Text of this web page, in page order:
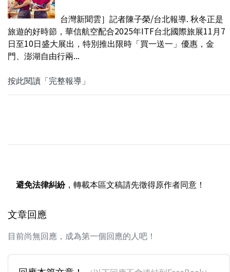
台灣新聞雲］記者陳子榮/台北報導. 秋冬正是
旅遊的好時節，華信航空配合2025年ITF台北國際旅展11月7
日至10日盛大展出，特別推出限時「買一送一」優惠，金
門、澎湖自由行兩...
按此閱讀「完整報導」
避免法律糾紛，轉載本區文稿請先徵得原作者同意！
文章回應
目前尚無回應，成為第一個回應的人吧！